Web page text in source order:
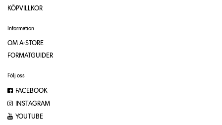
KÖPVILLKOR
Information
OM A-STORE
FORMATGUIDER
Följ oss
FACEBOOK
INSTAGRAM
YOUTUBE